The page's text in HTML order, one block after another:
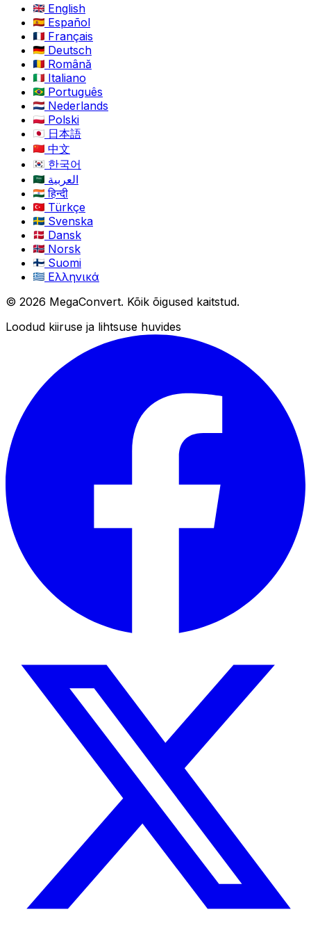
English
Español
Français
Deutsch
Română
Italiano
Português
Nederlands
Polski
日本語
中文
한국어
العربية
हिन्दी
Türkçe
Svenska
Dansk
Norsk
Suomi
Ελληνικά
© 2026 MegaConvert. Kõik õigused kaitstud.
Loodud kiiruse ja lihtsuse huvides